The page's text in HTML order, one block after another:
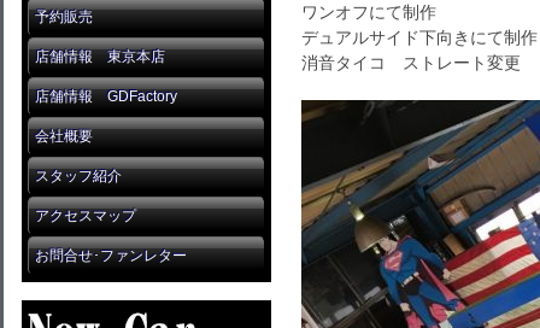
予約販売
店舗情報 東京本店
店舗情報 GDFactory
会社概要
スタッフ紹介
アクセスマップ
お問合せ･ファンレター
ワンオフにて制作
デュアルサイド下向きにて制作
消音タイコ ストレート変更